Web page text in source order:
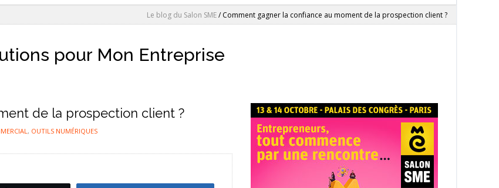
Le blog du Salon SME/Comment gagner la confiance au moment de la prospection client ?
pour Mon Entreprise
de la prospection client ?
, OUTILS NUMÉRIQUES